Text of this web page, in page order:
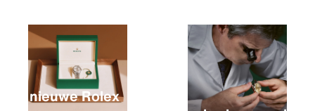
Een nieuwe Rolex